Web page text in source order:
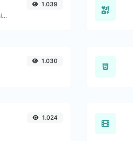
Converta texto para octal e o contrário para qualquer entrada de string.
1.039
1.030
1.024